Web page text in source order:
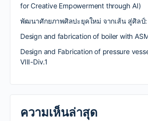
for Creative Empowerment through AI)
พัฒนาศักยภาพศิลปะยุคใหม่ จากเส้น สู่ศิลป์:
Design and fabrication of boiler with
Design and Fabrication of pressure
VIII-Div.1
ความเห็นล่าสุด